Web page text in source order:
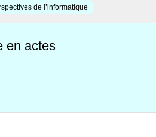
de l’informatique
en actes